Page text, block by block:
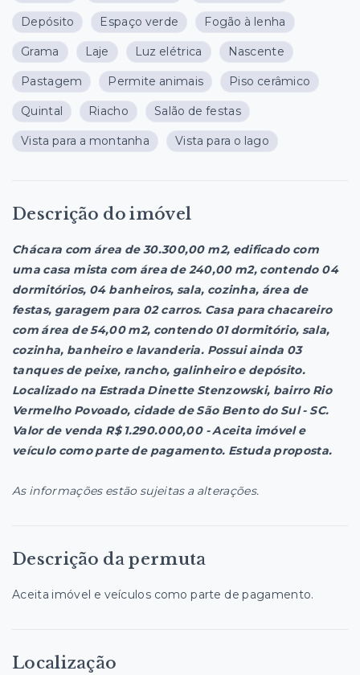
Depósito Espaço verde Fogão à lenha
Grama Laje Luz elétrica Nascente
Pastagem Permite animais Piso cerâmico
Quintal Riacho Salão de festas
Vista para a montanha Vista para o lago
Descrição do imóvel
Chácara com área de 30.300,00 m2, edificado com
uma casa mista com área de 240,00 m2, contendo 04
dormitórios, 04 banheiros, sala, cozinha, área de
festas, garagem para 02 carros. Casa para chacareiro
com área de 54,00 m2, contendo 01 dormitório, sala,
cozinha, banheiro e lavanderia. Possui ainda 03
tanques de peixe, rancho, galinheiro e depósito.
Localizado na Estrada Dinette Stenzowski, bairro Rio
Vermelho Povoado, cidade de São Bento do Sul - SC.
Valor de venda R$ 1.290.000,00 - Aceita imóvel e
veículo como parte de pagamento. Estuda proposta.
As informações estão sujeitas a alterações.
Descrição da permuta
Aceita imóvel e veículos como parte de pagamento.
Localização